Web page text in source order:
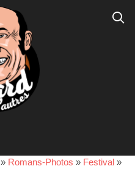
» Romans-Photos » Festival »